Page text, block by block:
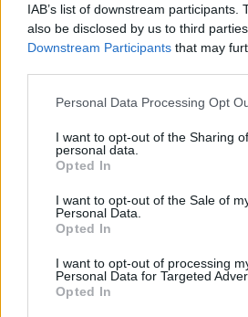
IAB’s list of downstream participants.
also be disclosed by us to third
Downstream Participants that may
Please note that this website/app
not limited to your visit or usage
grant or deny consent to Google and
use your data for below specified
consent section.
Personal Data Processing Opt
I want to opt-out of the Sharing
personal data.
Opted In
I want to opt-out of the Sale of
Personal Data.
Opted In
I want to opt-out of processing
Personal Data for Targeted
Opted In
A pekingi találkozó az első
amelyet egy amerikai
mióta Trump előző elnöki
ben utoljára járt ott.
Gergellyel
NYT: Kína titkos iráni
fegyvereladásra készül